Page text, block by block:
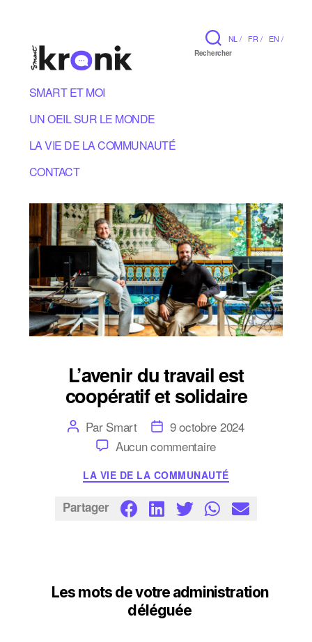
NL / FR / EN /
Rechercher
SMART ET MOI
UN OEIL SUR LE MONDE
LA VIE DE LA COMMUNAUTÉ
CONTACT
L’avenir du travail est
coopératif et solidaire
Auteur
de
l’article
Par Smart Date
de
l’article
9 octobre 2024
Aucun commentairesur
du
travail
coopératif
et
Catégories
LA VIE DE LA COMMUNAUTÉ
Partager
Les mots de votre administration
déléguée